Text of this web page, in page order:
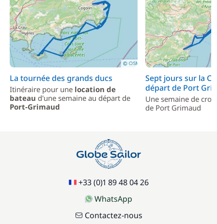
La tournée des grands ducs
Itinéraire pour une location de
bateau d'une semaine au départ de
Port-Grimaud
Sept jours sur la
départ de Port
Une semaine de
de Port Grimaud
+33 (0)1 89 48 04 26
WhatsApp
Contactez-nous